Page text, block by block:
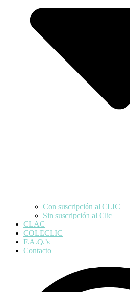
Con suscripción al CLIC
Sin suscripción al Clic
CLAC
COLECLIC
F.A.Q.’s
Contacto